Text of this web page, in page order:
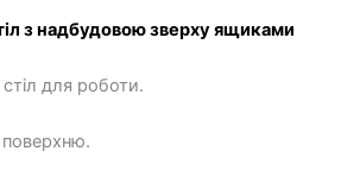
з надбудовою зверху ящиками
для роботи.